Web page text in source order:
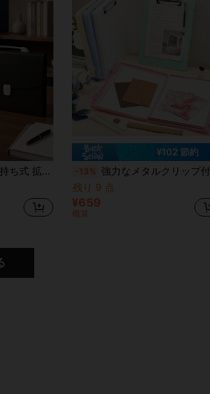
PP製収納バッグ、オフィス用品、学校必需品
¥102 節約
-13% 強力なメタルクリップ付きA4収納ボックス、一体型クリップボード&ファイルボックス、ロック&ペンホルダー付き、仕事・学習・オフィス用品の収納に最適、卒業祝いや新学期シーズンのギフトにもおすすめ
残り 9 点
¥659
概算